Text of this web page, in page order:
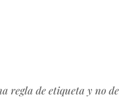
de etiqueta y no